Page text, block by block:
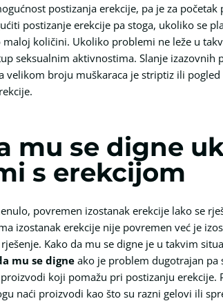
postizanja erekcije, pa je za
postizanje erekcije pa stoga, ukoliko se
količini. Ukoliko problemi ne leže u
seksualnim aktivnostima. Slanje
velikom broju muškaraca je striptiz ili
mu se digne
s erekcijom
povremen izostanak erekcije lako se
izostanak erekcije nije povremen već je
Kako da mu se digne je u takvim
mu se digne ako je problem dugotrajan pa
koji pomažu pri postizanju
naći proizvodi kao što su razni gelovi ili